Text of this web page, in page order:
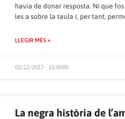
havia de donar resposta. Ni que
les a sobre la taula i, per tant,
LLEGIR MÉS »
02/12/2017 - 15:30:00
La negra història de